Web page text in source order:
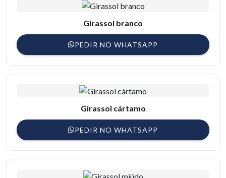
Girassol branco
PEDIR NO WHATSAPP
Girassol cártamo
PEDIR NO WHATSAPP